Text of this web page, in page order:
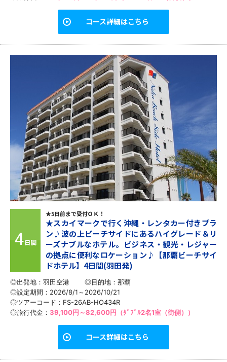
コース詳細はこちら
4日間
★5日前まで受付ＯＫ！
★スカイマークで行く沖縄・レンタカー付きプラ
ン♪波の上ビーチサイドにあるハイグレード＆リ
ーズナブルなホテル。ビジネス・観光・レジャー
の拠点に便利なロケーション♪【那覇ビーチサイ
ドホテル】4日間(羽田発)
◎出発地：羽田空港 ◎目的地： 那覇
◎設定期間：2026/8/1～2026/10/21
◎ツアーコード：FS-26AB-HO434R
◎旅行代金： 39,100円～82,600円（ﾀﾞﾌﾞﾙ2名1室（街側））
コース詳細はこちら